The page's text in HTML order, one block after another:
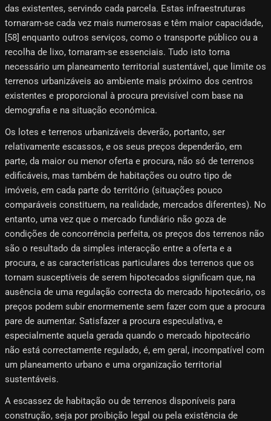
das existentes, servindo cada parcela. Estas infraestruturas
tornaram-se cada vez mais numerosas e têm maior capacidade,
[58]​ enquanto outros serviços, como o transporte público ou a
recolha de lixo, tornaram-se essenciais. Tudo isto torna
necessário um planeamento territorial sustentável, que limite os
terrenos urbanizáveis ​​ao ambiente mais próximo dos centros
existentes e proporcional à procura previsível com base na
demografia e na situação económica.
Os lotes e terrenos urbanizáveis ​​deverão, portanto, ser
relativamente escassos, e os seus preços dependerão, em
parte, da maior ou menor oferta e procura, não só de terrenos
edificáveis, mas também de habitações ou outro tipo de
imóveis, em cada parte do território (situações pouco
comparáveis ​​constituem, na realidade, mercados diferentes). No
entanto, uma vez que o mercado fundiário não goza de
condições de concorrência perfeita, os preços dos terrenos não
são o resultado da simples interacção entre a oferta e a
procura, e as características particulares dos terrenos que os
tornam susceptíveis de serem hipotecados significam que, na
ausência de uma regulação correcta do mercado hipotecário, os
preços podem subir enormemente sem fazer com que a procura
pare de aumentar. Satisfazer a procura especulativa, e
especialmente aquela gerada quando o mercado hipotecário
não está correctamente regulado, é, em geral, incompatível com
um planeamento urbano e uma organização territorial
sustentáveis.
A escassez de habitação ou de terrenos disponíveis para
construção, seja por proibição legal ou pela existência de